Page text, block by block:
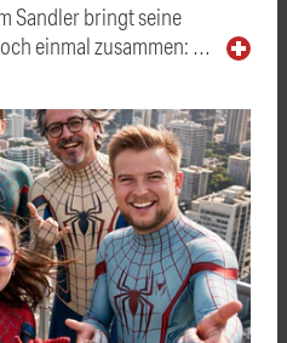
Sandler bringt seine
einmal zusammen: …